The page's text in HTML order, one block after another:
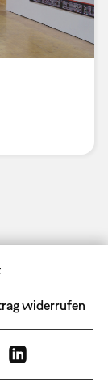
widerrufen